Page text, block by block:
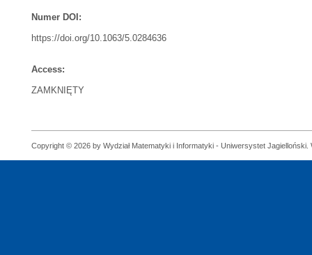
Numer DOI:
https://doi.org/10.1063/5.0284636
Access:
ZAMKNIĘTY
Copyright © 2026 by Wydział Matematyki i Informatyki - Uniwersystet